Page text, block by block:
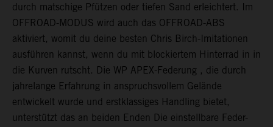
durch matschige Pfützen oder tiefen Sand erleichtert. Im
OFFROAD-MODUS wird auch das OFFROAD-ABS
aktiviert, womit du deine besten Chris Birch-Imitationen
ausführen kannst, wenn du mit blockiertem Hinterrad in in
die Kurven rutscht. Die WP APEX-Federung , die durch
jahrelange Erfahrung in anspruchsvollem Gelände
entwickelt wurde und erstklassiges Handling bietet,
unterstützt das an beiden Enden Die einstellbare Feder-